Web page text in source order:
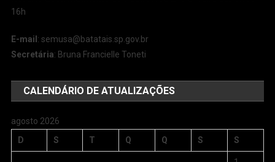
16h
E-mail :semusa@batatais.sp.gov.br
Secretária: Bruna Francielle Toneti
CALENDÁRIO DE ATUALIZAÇÕES
agosto 2026
D
S T Q Q S S